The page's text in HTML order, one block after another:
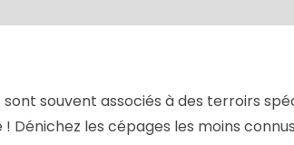
souvent associés à des terroirs
! Dénichez les cépages les moins